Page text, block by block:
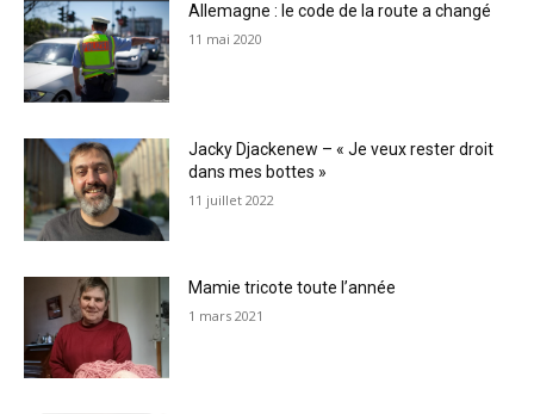
Allemagne : le code de la route a changé
11 mai 2020
Jacky Djackenew – « Je veux rester droit
dans mes bottes »
11 juillet 2022
Mamie tricote toute l’année
1 mars 2021